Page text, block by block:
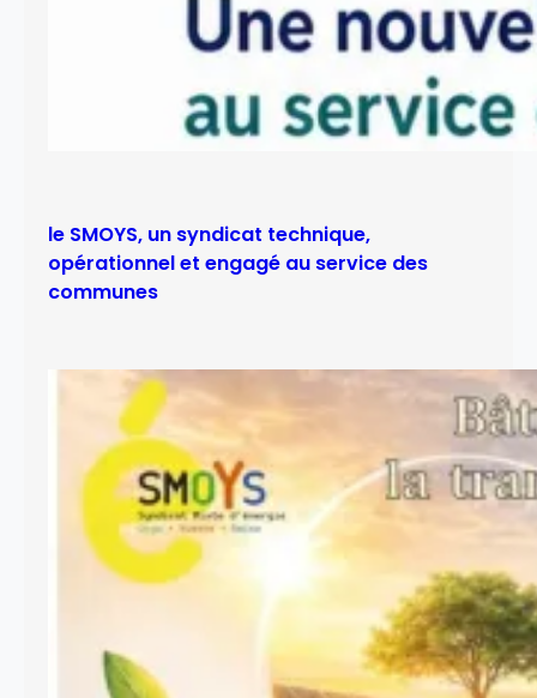
le SMOYS, un syndicat technique,
opérationnel et engagé au service des
communes